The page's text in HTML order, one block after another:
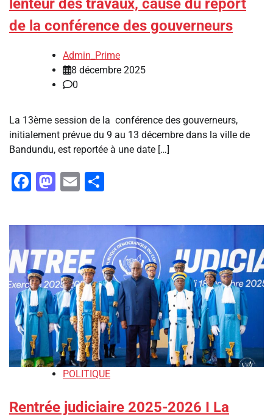
de la conférence des gouverneurs
Admin_Prime
8 décembre 2025
0
La 13ème session de la conférence des gouverneurs,
initialement prévue du 9 au 13 décembre dans la ville de
Bandundu, est reportée à une date […]
Facebook
Mastodon
Email
POLITIQUE
Rentrée judiciaire 2025-2026 I La